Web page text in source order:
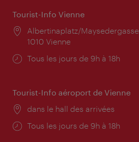
Tourist-Info Vienne
Lieu:
Albertinaplatz/Maysedergasse
1010 Vienne
Horaires
Tous les jours de 9h à 18h
Tourist-Info aéroport de Vienne
Lieu:
dans le hall des arrivées
Horaires
Tous les jours de 9h à 18h